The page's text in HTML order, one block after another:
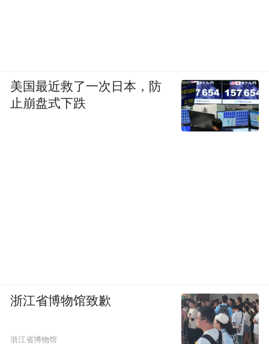
美国最近救了一次日本，防
止崩盘式下跌
浙江省博物馆致歉
浙江省博物馆